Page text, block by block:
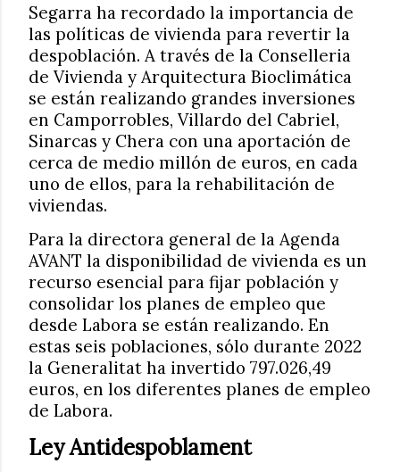
Segarra ha recordado la importancia de
las políticas de vivienda para revertir la
despoblación. A través de la Conselleria
de Vivienda y Arquitectura Bioclimática
se están realizando grandes inversiones
en Camporrobles, Villardo del Cabriel,
Sinarcas y Chera con una aportación de
cerca de medio millón de euros, en cada
uno de ellos, para la rehabilitación de
viviendas.
Para la directora general de la Agenda
AVANT la disponibilidad de vivienda es un
recurso esencial para fijar población y
consolidar los planes de empleo que
desde Labora se están realizando. En
estas seis poblaciones, sólo durante 2022
la Generalitat ha invertido 797.026,49
euros, en los diferentes planes de empleo
de Labora.
Ley Antidespoblament